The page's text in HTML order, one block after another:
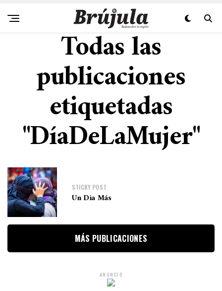
Todas las
publicaciones
etiquetadas
"DíaDeLaMujer"
STICKY POST
Un Día Más
MÁS PUBLICACIONES
ANUNCIO